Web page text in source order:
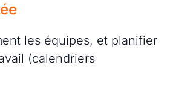
les équipes, et planifier
(calendriers